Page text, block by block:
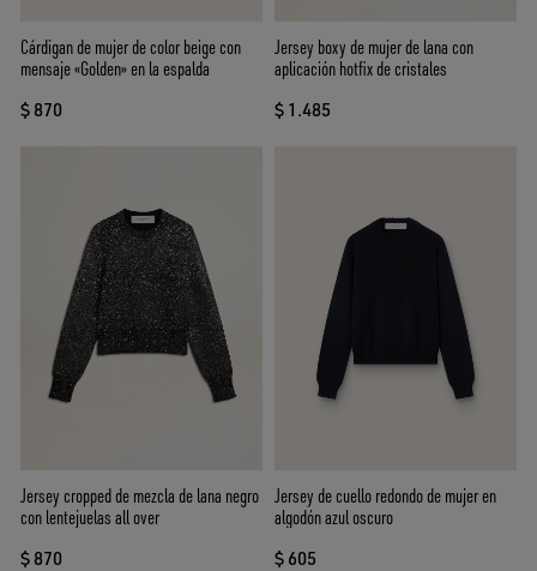
Cárdigan de mujer de color beige con
mensaje «Golden» en la espalda
$ 870
Jersey boxy de mujer de lana con
aplicación hotfix de cristales
$ 1.485
Jersey cropped de mezcla de lana negro
con lentejuelas all over
$ 870
Jersey de cuello redondo de mujer en
algodón azul oscuro
$ 605